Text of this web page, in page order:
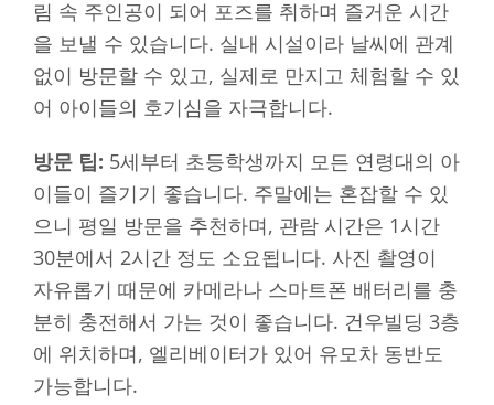
림 속 주인공이 되어 포즈를 취하며 즐거운 시간
을 보낼 수 있습니다. 실내 시설이라 날씨에 관계
없이 방문할 수 있고, 실제로 만지고 체험할 수 있
어 아이들의 호기심을 자극합니다.
방문 팁: 5세부터 초등학생까지 모든 연령대의 아
이들이 즐기기 좋습니다. 주말에는 혼잡할 수 있
으니 평일 방문을 추천하며, 관람 시간은 1시간
30분에서 2시간 정도 소요됩니다. 사진 촬영이
자유롭기 때문에 카메라나 스마트폰 배터리를 충
분히 충전해서 가는 것이 좋습니다. 건우빌딩 3층
에 위치하며, 엘리베이터가 있어 유모차 동반도
가능합니다.